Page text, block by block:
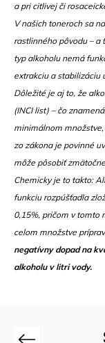
a pri citlivej či
V našich toneroch sa
rastlinného pôvodu – a
typ alkoholu nemá
extrakciu a stabilizáciu
Dôležité je aj to, že
(INCI list) – čo
minimálnom
zo zákona je povinné
môže pôsobiť
Chemicky je to takto:
funkciu rozpúšťadla
0,15%, pričom v tomto
celom množstve
negatívny dopad na
alkoholu v litri vody.
Previous